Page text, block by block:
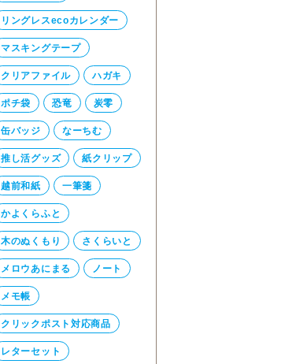
リングレスecoカレンダー
マスキングテープ
クリアファイル ハガキ
ポチ袋 恐竜 炭零
缶バッジ なーちむ
推し活グッズ 紙クリップ
越前和紙 一筆箋
かよくらふと
木のぬくもり さくらいと
メロウあにまる ノート
メモ帳
クリックポスト対応商品
レターセット